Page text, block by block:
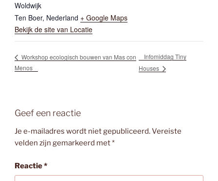
Woldwijk
Ten Boer, Nederland + Google Maps
Bekijk de site van Locatie
Workshop ecologisch bouwen van Mas con
Menos
Infomiddag Tiny
Houses
Geef een reactie
Je e-mailadres wordt niet gepubliceerd.Vereiste
velden zijn gemarkeerd met*
Reactie*